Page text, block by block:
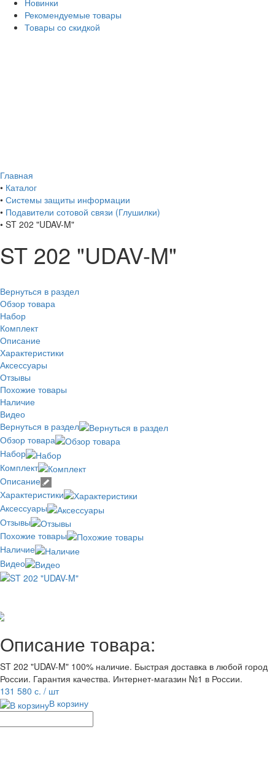
Рекомендуемые товары
Товары со скидкой
Главная
• Каталог
• Системы защиты информации
• Подавители сотовой связи (Глушилки)
• ST 202 "UDAV-M"
ST 202 "UDAV-M"
Вернуться в раздел
Обзор товара
Набор
Комплект
Описание
Характеристики
Аксессуары
Отзывы
Похожие товары
Наличие
Видео
Вернуться в раздел
Обзор товара
Набор
Комплект
Описание
Характеристики
Аксессуары
Отзывы
Похожие товары
Наличие
Видео
Описание товара:
ST 202 "UDAV-M" 100% наличие. Быстрая доставка в любой город
России. Гарантия качества. Интернет-магазин №1 в России.
131 580 с. / шт
В корзину